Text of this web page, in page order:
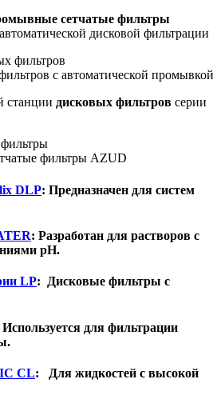
сетчатые фильтры
дисковой фильтрации
с автоматической промывкой
станции дисковых фильтров серии
фильтры AZUD
DLP: Предназначен для систем
: Разработан для растворов с
pH.
LP: Дисковые фильтры с
Используется для фильтрации
CL: Для жидкостей с высокой